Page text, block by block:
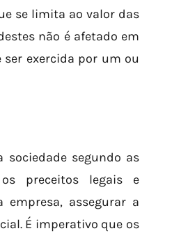
se limita ao valor das
não é afetado em
ser exercida por um ou
segundo as
preceitos legais e
assegurar a
É imperativo que os